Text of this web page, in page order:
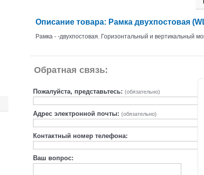
Описание товара: Рамка двухпостовая
Рамка - -двухпостовая. Горизонтальный и вертикальный
Обратная связь:
Пожалуйста, представьтесь: (обязательно)
Адрес электронной почты: (обязательно)
Контактный номер телефона:
Ваш вопрос: